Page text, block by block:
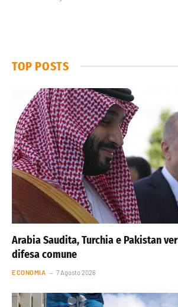
TOP POSTS
Arabia Saudita, Turchia e Pakistan
difesa comune
ECONOMIA 7 Agosto 2026